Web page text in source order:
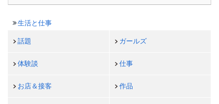
生活と仕事
話題 ガールズ
体験談 仕事
お店＆接客 作品